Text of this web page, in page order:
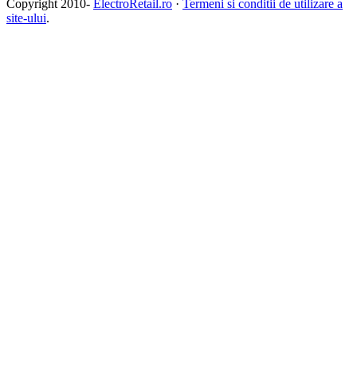
Copyright 2010- ElectroRetail.ro · Termeni si conditii de utilizare a
site-ului.